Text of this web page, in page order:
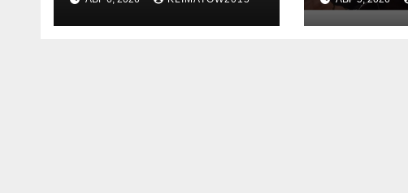
жизни: почему
жителям
ходе